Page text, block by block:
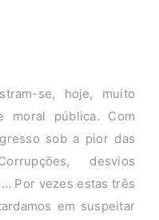
se, hoje, muito
moral pública. Com
sob a pior das
desvios
Por vezes estas três
em suspeitar